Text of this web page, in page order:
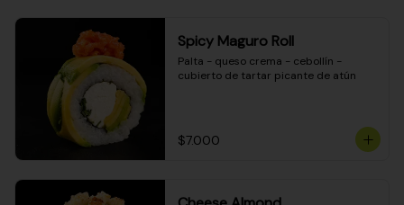
Spicy Maguro Roll
Palta - queso crema - cebollín -
cubierto de tartar picante de atún
$7.000